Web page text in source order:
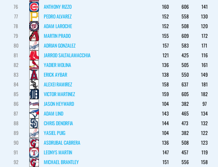
76
ANTHONY RIZZO 160 606
141
77
PEDRO ALVAREZ 152 558
130
78
ADAM LAROCHE 152 508
120
79
MARTIN PRADO 155 609
172
80
ADRIAN GONZALEZ 157 583
171
81
JARROD SALTALAMACCHIA 121 425
116
82
YADIER MOLINA 136 505
161
83
ERICK AYBAR 138 550
149
84
ALEXEI RAMIREZ 158 637
181
85
VICTOR MARTINEZ 159 605
182
86
JASON HEYWARD 104 382
97
87
ADAM LIND 143 465
134
88
CHRIS DENORFIA 144 473
132
89
YASIEL PUIG 104 382
122
90
ASDRUBAL CABRERA 136 508
123
91
LEONYS MARTIN 147 457
119
92
MICHAEL BRANTLEY 151 556
158